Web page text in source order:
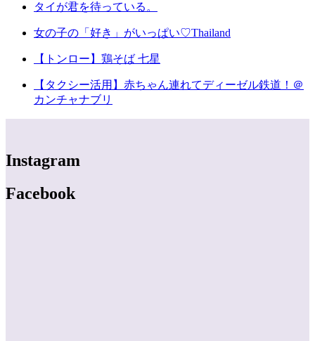
タイが君を待っている。
女の子の「好き」がいっぱい♡Thailand
【トンロー】鶏そば 七星
【タクシー活用】赤ちゃん連れてディーゼル鉄道！＠
カンチャナブリ
Instagram
Facebook